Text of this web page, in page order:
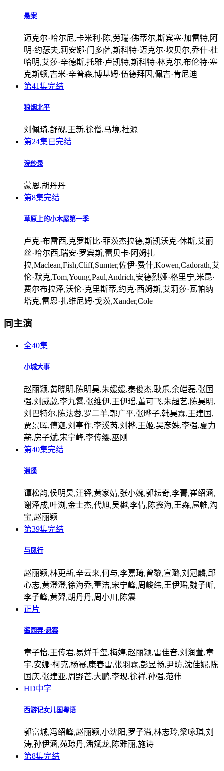
悬案
迈克尔·哈尔尼,卡米利·陈,劳瑞·佛蒂尔,斯宾塞·加雷特,阿
明·约瑟夫,莉安娜·门多萨,斯科特·迈克尔·坎贝尔,乔什·杜
哈明,艾莎·辛德斯,托雅·卢凯特,斯科特·林克尔,布伦特·塞
克斯顿,吉米·辛普森,博基姆·伍德拜因,佩吉·肯尼迪
第41集完结
狼烟北平
刘佩琦,舒砚,王新,徐僧,马境,杜源
第24集已完结
浣纱录
蒙恩,胡丹丹
第8集完结
草原上的小木屋第一季
卢克·布雷西,克罗斯比·菲茨杰拉德,斯凯沃克·休斯,艾丽
丝·哈尔西,瑞安·罗宾斯,蕾贝卡∙阿姆扎
拉,Maclean,Fish,Cliff,Sumter,佐伊·费什,Kowen,Cadorath,艾
伦·默克,Tom,Young,Paul,Andrich,安德烈娅·格里宁,米昆·
费尔布拉泽,沃伦·克里斯蒂,约克·西姆斯,艾莉莎·瓦帕纳
塔克,雷恩·扎维尼姆·戈茨,Xander,Cole
同主演
全40集
小城大事
赵丽颖,黄晓明,陈明昊,朱媛媛,秦俊杰,耿乐,余皑磊,张国
强,刘威葳,李九霄,张维伊,王伊瑶,董可飞,朱超艺,陈昊明,
刘巴特尔,陈法蓉,罗二羊,郭广平,张晔子,韩昊霖,王建国,
贾景晖,傅迦,刘亭作,李溪芮,刘桦,王姬,吴彦姝,李强,夏力
薪,房子斌,宋宁峰,李传缨,巫刚
第40集完结
逍遥
谭松韵,侯明昊,汪铎,黄家婧,张小婉,郭耘奇,李菁,崔绍涵,
谢泽成,叶浏,金士杰,代旭,吴樾,李倩,陈鑫海,王森,扈帷,淘
宝,赵丽颖
第39集完结
与凤行
赵丽颖,林更新,辛云来,何与,李嘉琦,曾黎,宣璐,刘冠麟,邱
心志,黄澄澄,徐海乔,董洁,宋宁峰,周峻纬,王伊瑶,魏子昕,
李子峰,黄羿,胡丹丹,周小川,陈震
正片
酱园弄·悬案
章子怡,王传君,易烊千玺,梅婷,赵丽颖,雷佳音,刘润萱,章
宇,安娜·柯克,杨幂,康春雷,张羽霖,彭昱畅,尹昉,沈佳妮,陈
国庆,张建亚,周野芒,大鹏,李现,徐祥,孙强,范伟
HD中字
西游记女儿国粤语
郭富城,冯绍峰,赵丽颖,小沈阳,罗子溢,林志玲,梁咏琪,刘
涛,孙伊涵,苑琼丹,潘斌龙,陈雅丽,施诗
第8集完结